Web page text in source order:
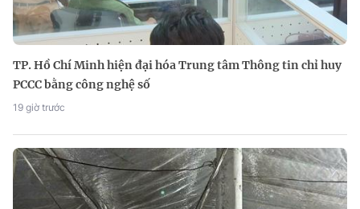
TP. Hồ Chí Minh hiện đại hóa Trung tâm Thông tin chỉ huy
PCCC bằng công nghệ số
19 giờ trước